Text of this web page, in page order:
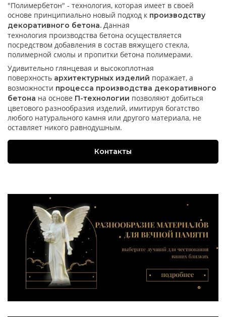
"Полимербетон" - технология, которая имеет в своей
основе принципиально новый подход к производству
декоративного бетона. Данная
технология производства бетона осуществляется
посредством добавления в состав вяжущего стекла,
полимерной смолы и пропитки бетона полимерами.
Удивительно глянцевая и высокоплотная
поверхность архитектурных изделий поражает, а
возможности процесса производства декоративного
бетона на основе П-технологии позволяют добиться
цветового разнообразия изделий, имитируя богатство
любого натурального камня или другого материала, не
оставляет никого равнодушным.
Контакты